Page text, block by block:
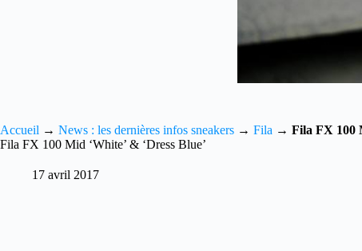
Accueil → News : les dernières infos sneakers → Fila → Fila FX 100
Fila FX 100 Mid ‘White’ & ‘Dress Blue’
17 avril 2017